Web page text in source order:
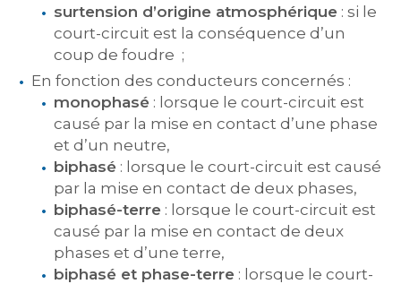
surtension d’origine atmosphérique : si le
court-circuit est la conséquence d’un
coup de foudre ;
En fonction des conducteurs concernés :
monophasé : lorsque le court-circuit est
causé par la mise en contact d’une phase
et d’un neutre,
biphasé : lorsque le court-circuit est causé
par la mise en contact de deux phases,
biphasé-terre : lorsque le court-circuit est
causé par la mise en contact de deux
phases et d’une terre,
biphasé et phase-terre : lorsque le court-